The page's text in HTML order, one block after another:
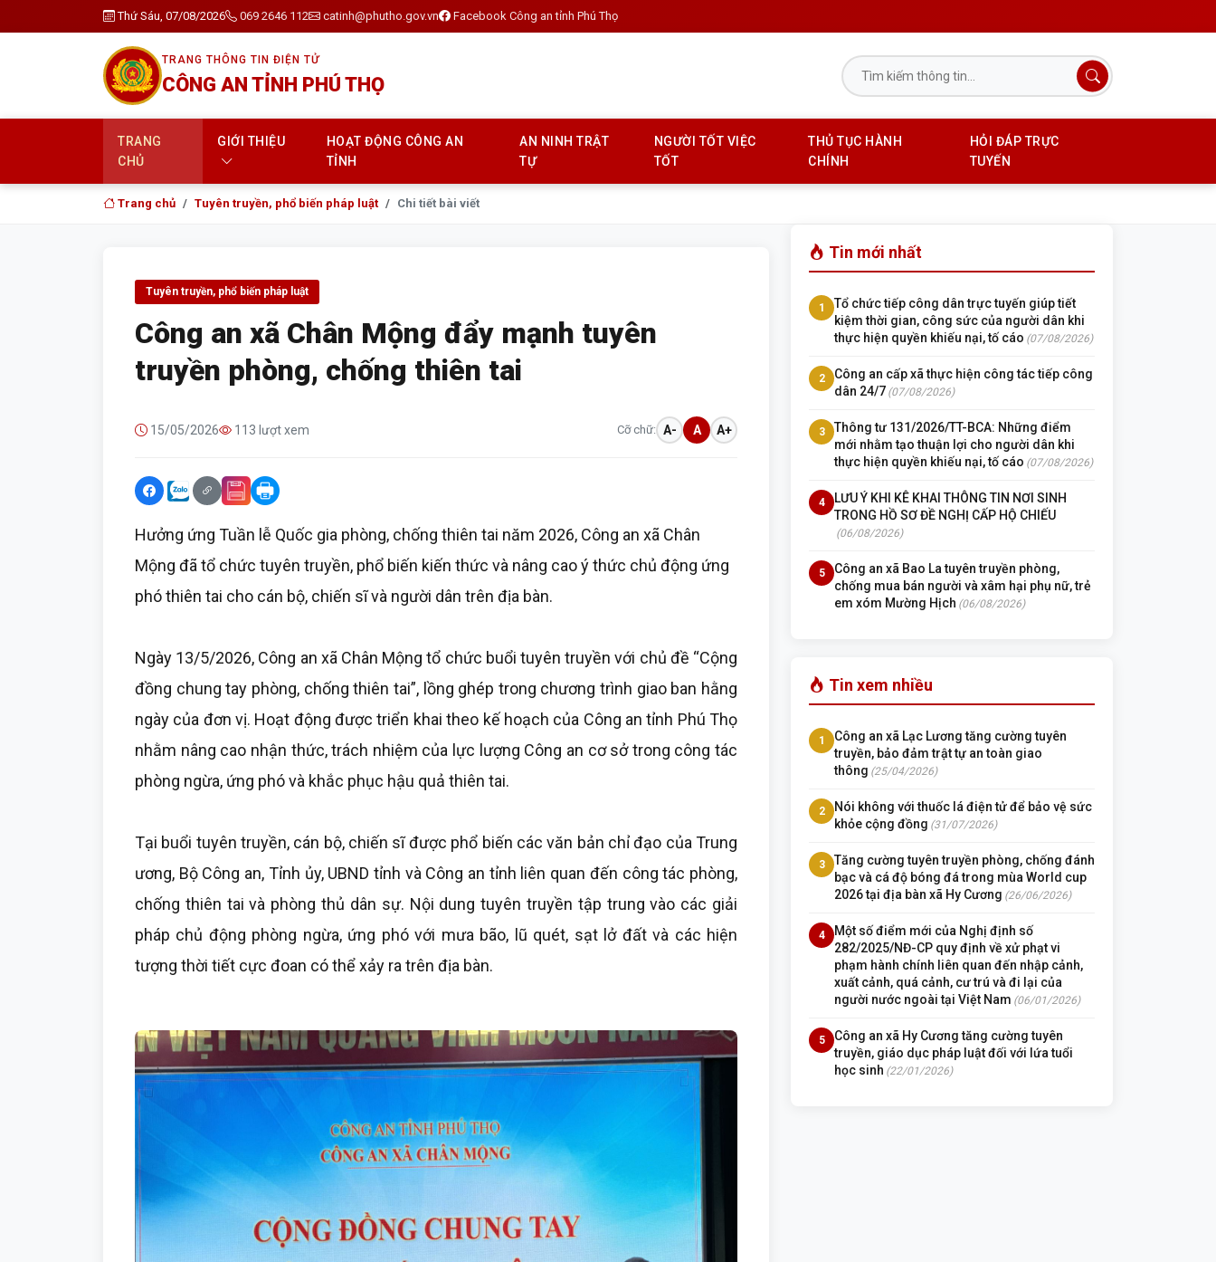
Thứ Sáu, 07/08/2026 069 2646 112 catinh@phutho.gov.vn Facebook Công an tỉnh Phú Thọ
TRANG THÔNG TIN ĐIỆN TỬ
CÔNG AN TỈNH PHÚ THỌ
TRANG
CHỦ
GIỚI THIỆU
HOẠT ĐỘNG CÔNG AN
TỈNH
AN NINH TRẬT
TỰ
NGƯỜI TỐT VIỆC
TỐT
THỦ TỤC HÀNH
CHÍNH
HỎI ĐÁP TRỰC
TUYẾN
Trang chủ Tuyên truyền, phổ biến pháp luật Chi tiết bài viết
Tuyên truyền, phổ biến pháp luật
Công an xã Chân Mộng đẩy mạnh tuyên
truyền phòng, chống thiên tai
15/05/2026 113 lượt xem Cỡ chữ: A- A A+
Hưởng ứng Tuần lễ Quốc gia phòng, chống thiên tai năm 2026, Công an xã Chân
Mộng đã tổ chức tuyên truyền, phổ biến kiến thức và nâng cao ý thức chủ động ứng
phó thiên tai cho cán bộ, chiến sĩ và người dân trên địa bàn.
Ngày 13/5/2026, Công an xã Chân Mộng tổ chức buổi tuyên truyền với chủ đề “Cộng
đồng chung tay phòng, chống thiên tai”, lồng ghép trong chương trình giao ban hằng
ngày của đơn vị. Hoạt động được triển khai theo kế hoạch của Công an tỉnh Phú Thọ
nhằm nâng cao nhận thức, trách nhiệm của lực lượng Công an cơ sở trong công tác
phòng ngừa, ứng phó và khắc phục hậu quả thiên tai.
Tại buổi tuyên truyền, cán bộ, chiến sĩ được phổ biến các văn bản chỉ đạo của Trung
ương, Bộ Công an, Tỉnh ủy, UBND tỉnh và Công an tỉnh liên quan đến công tác phòng,
chống thiên tai và phòng thủ dân sự. Nội dung tuyên truyền tập trung vào các giải
pháp chủ động phòng ngừa, ứng phó với mưa bão, lũ quét, sạt lở đất và các hiện
tượng thời tiết cực đoan có thể xảy ra trên địa bàn.
Tin mới nhất
1
Tổ chức tiếp công dân trực tuyến giúp tiết
kiệm thời gian, công sức của người dân khi
thực hiện quyền khiếu nại, tố cáo (07/08/2026)
2
Công an cấp xã thực hiện công tác tiếp công
dân 24/7 (07/08/2026)
3
Thông tư 131/2026/TT-BCA: Những điểm
mới nhằm tạo thuận lợi cho người dân khi
thực hiện quyền khiếu nại, tố cáo (07/08/2026)
4
LƯU Ý KHI KÊ KHAI THÔNG TIN NƠI SINH
TRONG HỒ SƠ ĐỀ NGHỊ CẤP HỘ CHIẾU
(06/08/2026)
5
Công an xã Bao La tuyên truyền phòng,
chống mua bán người và xâm hại phụ nữ, trẻ
em xóm Mường Hịch (06/08/2026)
Tin xem nhiều
1
Công an xã Lạc Lương tăng cường tuyên
truyền, bảo đảm trật tự an toàn giao
thông (25/04/2026)
2
Nói không với thuốc lá điện tử để bảo vệ sức
khỏe cộng đồng (31/07/2026)
3
Tăng cường tuyên truyền phòng, chống đánh
bạc và cá độ bóng đá trong mùa World cup
2026 tại địa bàn xã Hy Cương (26/06/2026)
4
Một số điểm mới của Nghị định số
282/2025/NĐ-CP quy định về xử phạt vi
phạm hành chính liên quan đến nhập cảnh,
xuất cảnh, quá cảnh, cư trú và đi lại của
người nước ngoài tại Việt Nam (06/01/2026)
5
Công an xã Hy Cương tăng cường tuyên
truyền, giáo dục pháp luật đối với lứa tuổi
học sinh (22/01/2026)